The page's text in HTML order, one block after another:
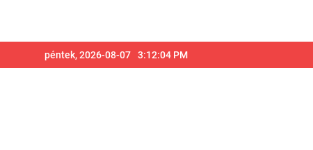
a
péntek, 2026-08-07 3:12:06 PM